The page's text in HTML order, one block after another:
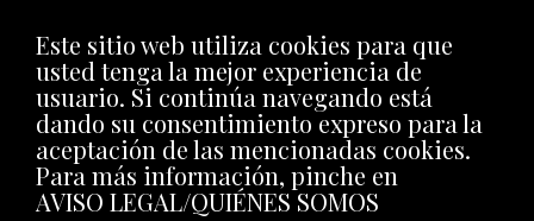
Este sitio web utiliza cookies para que
usted tenga la mejor experiencia de
usuario. Si continúa navegando está
dando su consentimiento expreso para la
aceptación de las mencionadas cookies.
Para más información, pinche en
AVISO LEGAL/QUIÉNES SOMOS